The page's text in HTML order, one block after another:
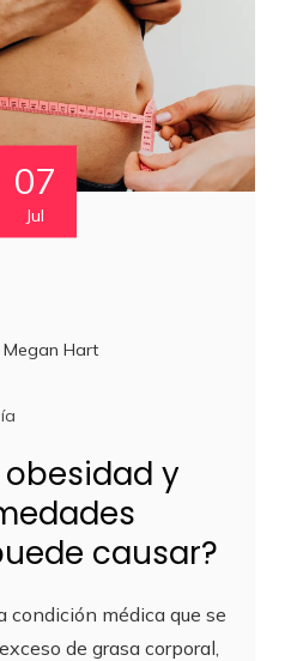
07
Jul
Megan Hart
obesidad y
causar?
condición médica que se
de grasa corporal,